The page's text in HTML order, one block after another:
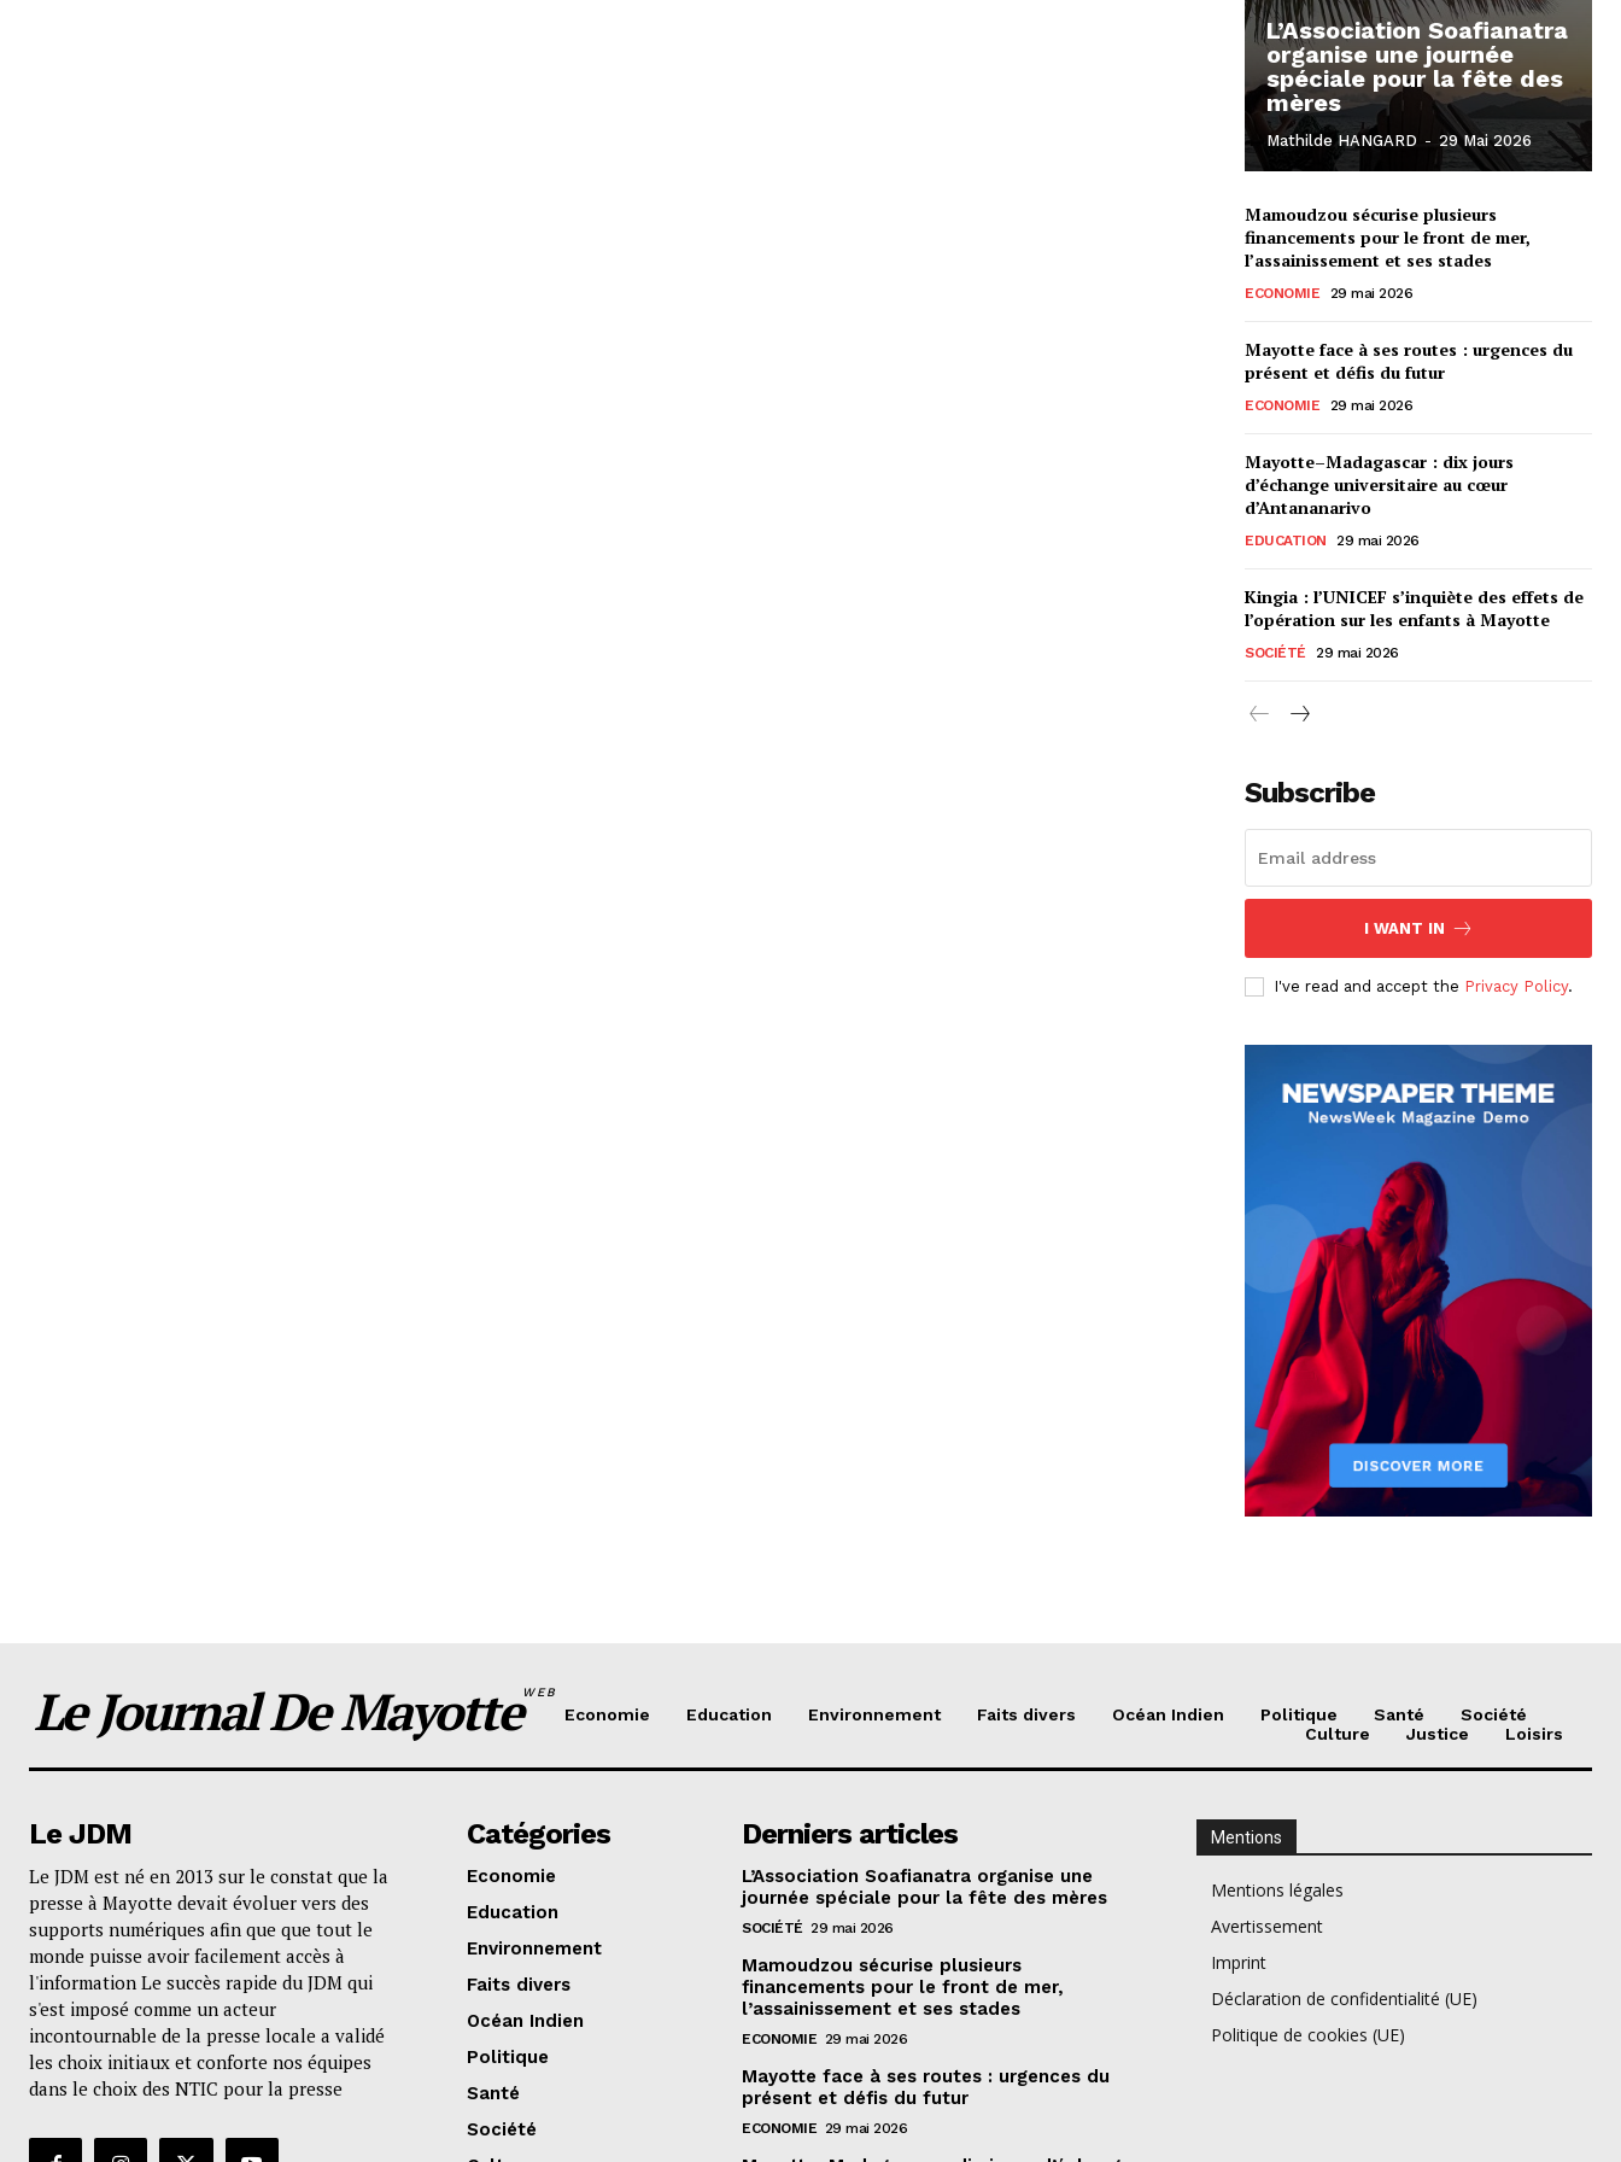
L’Association Soafianatra
organise une journée
spéciale pour la fête des
mères
Mathilde HANGARD - 29 Mai 2026
Mamoudzou sécurise plusieurs
financements pour le front de mer,
l’assainissement et ses stades
ECONOMIE 29 mai 2026
Mayotte face à ses routes : urgences du
présent et défis du futur
ECONOMIE 29 mai 2026
Mayotte–Madagascar : dix jours
d’échange universitaire au cœur
d’Antananarivo
EDUCATION 29 mai 2026
Kingia : l’UNICEF s’inquiète des effets de
l’opération sur les enfants à Mayotte
SOCIÉTÉ 29 mai 2026
Subscribe
I WANT IN
I've read and accept the Privacy Policy.
Le Journal De MayotteWEB
Economie Education Environnement Faits divers Océan Indien Politique Santé
Société
Culture
Justice Loisirs
Le JDM
Le JDM est né en 2013 sur le constat que la
presse à Mayotte devait évoluer vers des
supports numériques afin que que tout le
monde puisse avoir facilement accès à
l'information Le succès rapide du JDM qui
s'est imposé comme un acteur
incontournable de la presse locale a validé
les choix initiaux et conforte nos équipes
dans le choix des NTIC pour la presse
Catégories
Economie
Education
Environnement
Faits divers
Océan Indien
Politique
Santé
Société
Derniers articles
L’Association Soafianatra organise une
journée spéciale pour la fête des mères
SOCIÉTÉ 29 mai 2026
Mamoudzou sécurise plusieurs
financements pour le front de mer,
l’assainissement et ses stades
ECONOMIE 29 mai 2026
Mayotte face à ses routes : urgences du
présent et défis du futur
ECONOMIE 29 mai 2026
Mentions
Mentions légales
Avertissement
Imprint
Déclaration de confidentialité (UE)
Politique de cookies (UE)